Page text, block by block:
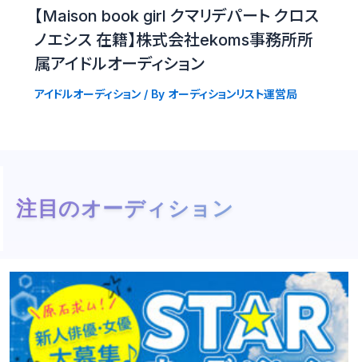
【Maison book girl クマリデパート クロス
ノエシス 在籍】株式会社ekoms事務所所
属アイドルオーディション
アイドルオーディション/ By オーディションリスト運営局
注目のオーディション